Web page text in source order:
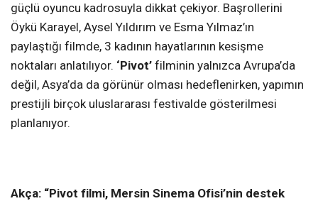
güçlü oyuncu kadrosuyla dikkat çekiyor. Başrollerini
Öykü Karayel, Aysel Yıldırım ve Esma Yılmaz’ın
paylaştığı filmde, 3 kadının hayatlarının kesişme
noktaları anlatılıyor. ‘Pivot’ filminin yalnızca Avrupa’da
değil, Asya’da da görünür olması hedeflenirken, yapımın
prestijli birçok uluslararası festivalde gösterilmesi
planlanıyor.
Akça: “Pivot filmi, Mersin Sinema Ofisi’nin destek